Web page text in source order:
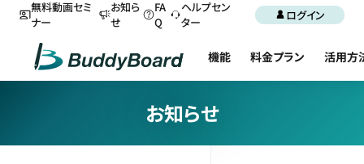
無料動画セミ
ナー
お知ら
せ
FA
Q
ヘルプセン
ター
ログイン
機能 料金プラン 活用方
お知らせ